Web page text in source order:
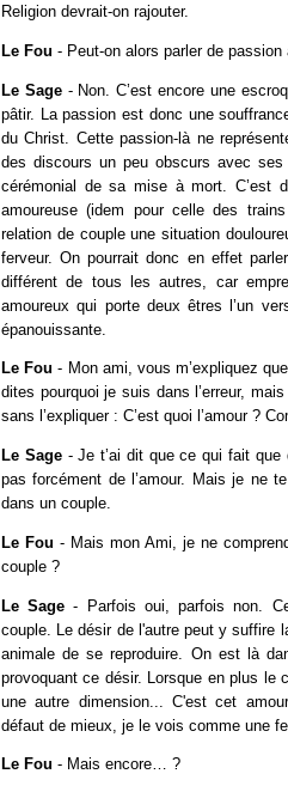
Religion devrait-on rajouter.
Le Fou - Peut-on alors parler de passion
Le Sage- Non. C’est encore une
pâtir. La passion est donc une
du Christ. Cette passion-là ne
des discours un peu obscurs avec ses
cérémonial de sa mise à mort. C’est
amoureuse (idem pour celle des
relation de couple une situation
ferveur. On pourrait donc en effet
différent de tous les autres, car
amoureux qui porte deux êtres l’un
épanouissante.
Le Fou - Mon ami, vous m’expliquez
dites pourquoi je suis dans l’erreur,
sans l’expliquer : C’est quoi l’amour ?
Le Sage- Je t’ai dit que ce qui fait que
pas forcément de l’amour. Mais je ne
dans un couple.
Le Fou - Mais mon Ami, je ne
couple ?
Le Sage - Parfois oui, parfois non.
couple. Le désir de l'autre peut y suffire
animale de se reproduire. On est là
provoquant ce désir. Lorsque en plus le
une autre dimension... C'est cet
défaut de mieux, je le vois comme une
Le Fou - Mais encore… ?